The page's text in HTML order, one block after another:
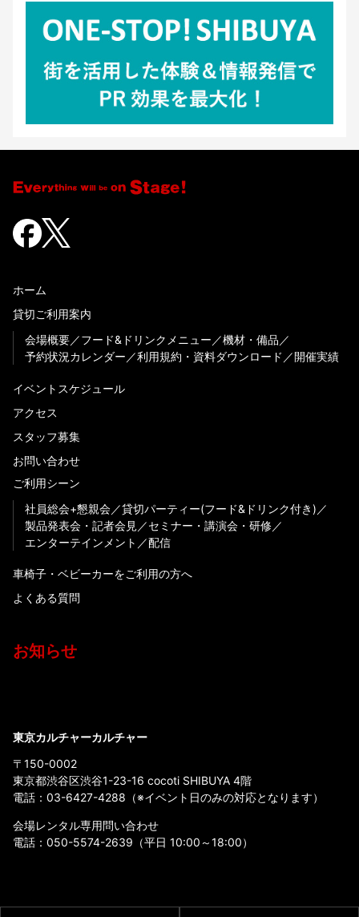
ホーム
貸切ご利用案内
会場概要
フード&ドリンクメニュー
機材・備品
予約状況カレンダー
利用規約・資料ダウンロード 開催実績
イベントスケジュール
アクセス
スタッフ募集
お問い合わせ
ご利用シーン
社員総会+懇親会
貸切パーティー(フード&ドリンク付き)
製品発表会・記者会見
セミナー・講演会・研修
エンターテインメント
配信
車椅子・ベビーカーをご利用の方へ
よくある質問
お知らせ
東京カルチャーカルチャー
〒150-0002
東京都渋谷区渋谷1-23-16 cocoti SHIBUYA 4階
電話： 03-6427-4288 （※イベント日のみの対応となります）
会場レンタル専用問い合わせ
電話： 050-5574-2639 （平日 10:00～18:00）